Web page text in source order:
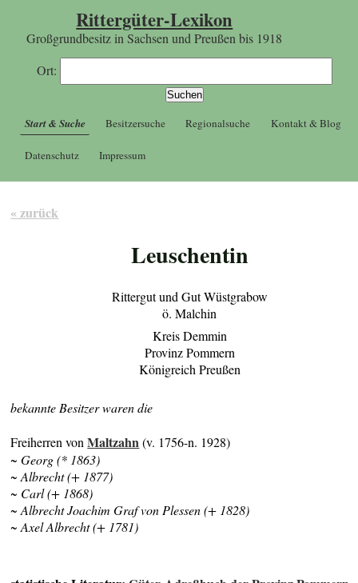
Rittergüter-Lexikon
Großgrundbesitz in Sachsen und Preußen bis 1918
Ort:
Start & Suche Besitzersuche Regionalsuche Kontakt & Blog
Datenschutz Impressum
« zurück
Leuschentin
Rittergut und Gut Wüstgrabow
ö. Malchin
Kreis Demmin
Provinz Pommern
Königreich Preußen
bekannte Besitzer waren die
Freiherren vonMaltzahn(v. 1756-n. 1928)
~ Georg (* 1863)
~ Albrecht (+ 1877)
~ Carl (+ 1868)
~ Albrecht Joachim Graf von Plessen (+ 1828)
~ Axel Albrecht (+ 1781)